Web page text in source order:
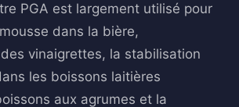
PGA est largement utilisé pour
dans la bière,
vinaigrettes, la stabilisation
les boissons laitières
aux agrumes et la